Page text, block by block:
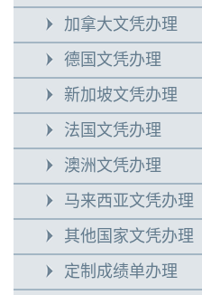
加拿大文凭办理
德国文凭办理
新加坡文凭办理
法国文凭办理
澳洲文凭办理
马来西亚文凭办理
其他国家文凭办理
定制成绩单办理